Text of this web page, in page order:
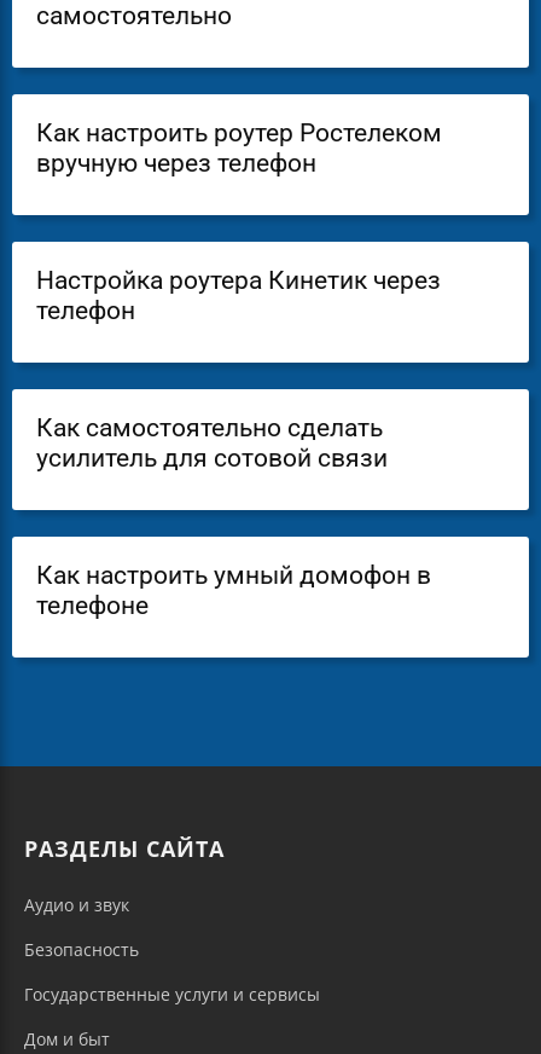
самостоятельно
Как настроить роутер Ростелеком
вручную через телефон
Настройка роутера Кинетик через
телефон
Как самостоятельно сделать
усилитель для сотовой связи
Как настроить умный домофон в
телефоне
РАЗДЕЛЫ САЙТА
Аудио и звук
Безопасность
Государственные услуги и сервисы
Дом и быт